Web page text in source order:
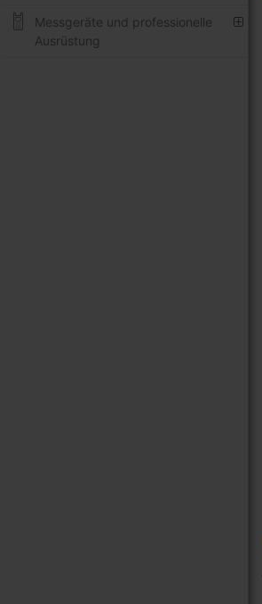
Messgeräte und professionelle
Ausrüstung